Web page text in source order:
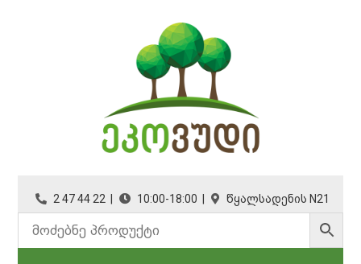
2 47 44 22 | 10:00-18:00 | წყალსადენის N21